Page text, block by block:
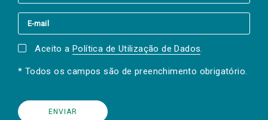
Aceito a Política de Utilização de Dados.
* Todos os campos são de preenchimento obrigatório.